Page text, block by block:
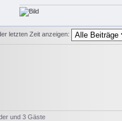
letzten Zeit anzeigen:
und 3 Gäste